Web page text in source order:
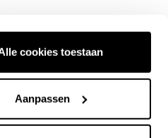
cookies toestaan
Aanpassen
entiteiten die
beoordelen.